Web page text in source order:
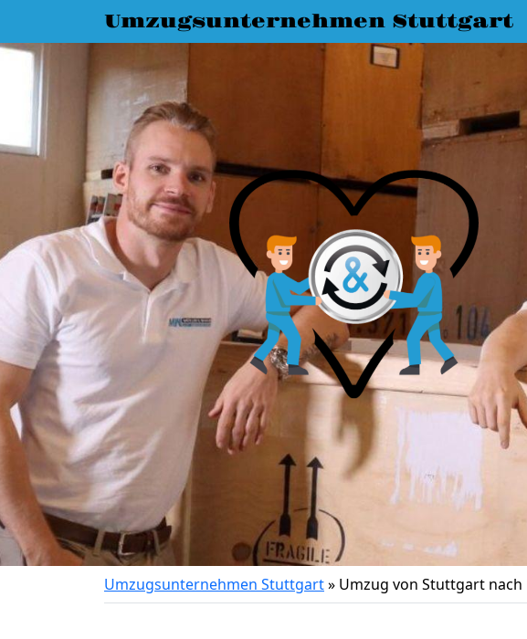
Umzugsunternehmen Stuttgart
Umzugsunternehmen Stuttgart» Umzug von Stuttgart